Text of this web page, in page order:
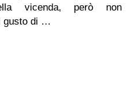
vicenda, però non
gusto di …